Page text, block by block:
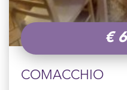
€
COMACCHIO